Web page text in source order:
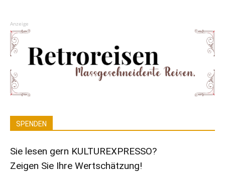
Anzeige
SPENDEN
Sie lesen gern KULTUREXPRESSO?
Zeigen Sie Ihre Wertschätzung!